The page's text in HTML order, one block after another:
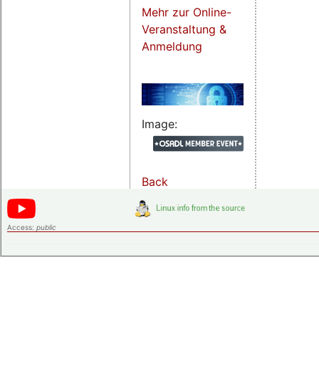
Mehr zur Online-
Veranstaltung &
Anmeldung
Image:
Back
Access: public